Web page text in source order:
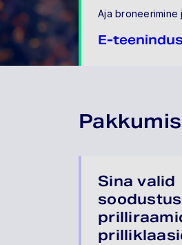
Aja broneerimine
E-
Sina valid